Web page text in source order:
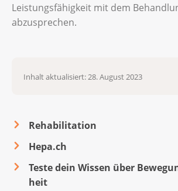
Leistungsfähigkeit mit dem
abzusprechen.
Inhalt aktualisiert: 28. August 2023
Rehabilitation
Hepa.ch
Tes­te dein Wis­sen über
heit